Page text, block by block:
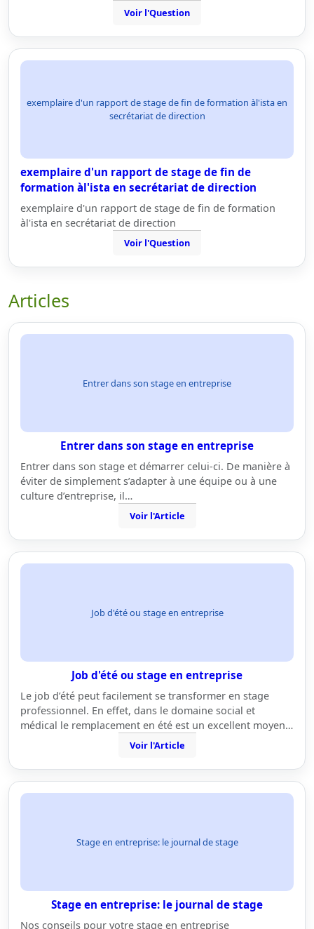
Voir l'Question
exemplaire d'un rapport de stage de fin de formation àl'ista en
secrétariat de direction
exemplaire d'un rapport de stage de fin de
formation àl'ista en secrétariat de direction
exemplaire d'un rapport de stage de fin de formation
àl'ista en secrétariat de direction
Voir l'Question
Articles
Entrer dans son stage en entreprise
Entrer dans son stage en entreprise
Entrer dans son stage et démarrer celui-ci. De manière à
éviter de simplement s’adapter à une équipe ou à une
culture d’entreprise, il…
Voir l'Article
Job d'été ou stage en entreprise
Job d'été ou stage en entreprise
Le job d’été peut facilement se transformer en stage
professionnel. En effet, dans le domaine social et
médical le remplacement en été est un excellent moyen…
Voir l'Article
Stage en entreprise: le journal de stage
Stage en entreprise: le journal de stage
Nos conseils pour votre stage en entreprise